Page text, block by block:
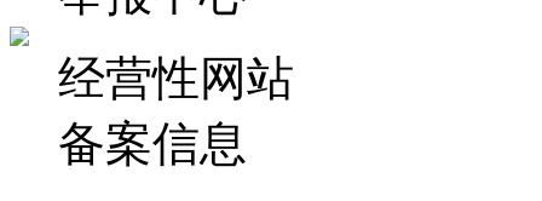
经营性网站
备案信息